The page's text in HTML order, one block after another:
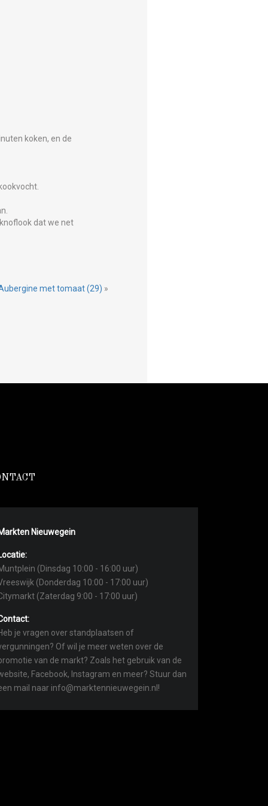
koken, en de
dat we net
met tomaat (29) »
Nieuwegein
(Dinsdag 10:00 - 16:00 uur)
(Donderdag 10:00 - 17:00 uur)
(Zaterdag 9:00 - 17:00 uur)
je vragen over standplaatsen of
Of wil je meer weten over de
van de markt? Zoals het gebruik van de
Facebook, Instagram en meer? Stuur dan
mail naar info@marktennieuwegein.nl!